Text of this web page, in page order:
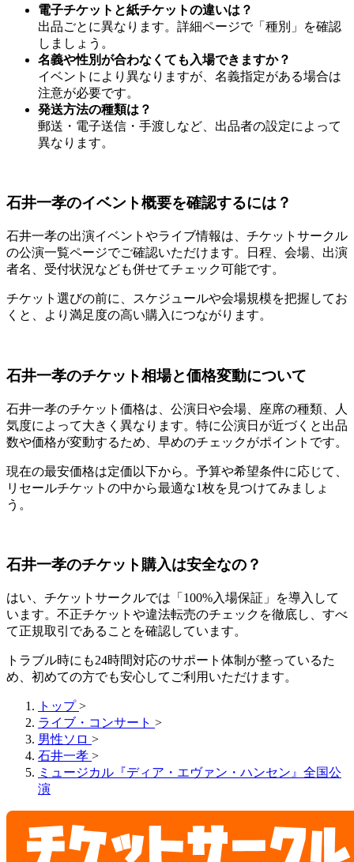
電子チケットと紙チケットの違いは？
出品ごとに異なります。詳細ページで「種別」を確認
しましょう。
名義や性別が合わなくても入場できますか？
イベントにより異なりますが、名義指定がある場合は
注意が必要です。
発送方法の種類は？
郵送・電子送信・手渡しなど、出品者の設定によって
異なります。
石井一孝のイベント概要を確認するには？
石井一孝の出演イベントやライブ情報は、チケットサークル
の公演一覧ページでご確認いただけます。日程、会場、出演
者名、受付状況なども併せてチェック可能です。
チケット選びの前に、スケジュールや会場規模を把握してお
くと、より満足度の高い購入につながります。
石井一孝のチケット相場と価格変動について
石井一孝のチケット価格は、公演日や会場、座席の種類、人
気度によって大きく異なります。特に公演日が近づくと出品
数や価格が変動するため、早めのチェックがポイントです。
現在の最安価格は定価以下から。予算や希望条件に応じて、
リセールチケットの中から最適な1枚を見つけてみましょ
う。
石井一孝のチケット購入は安全なの？
はい、チケットサークルでは「100%入場保証」を導入して
います。不正チケットや違法転売のチェックを徹底し、すべ
て正規取引であることを確認しています。
トラブル時にも24時間対応のサポート体制が整っているた
め、初めての方でも安心してご利用いただけます。
トップ >
ライブ・コンサート >
男性ソロ >
石井一孝 >
ミュージカル『ディア・エヴァン・ハンセン』全国公
演